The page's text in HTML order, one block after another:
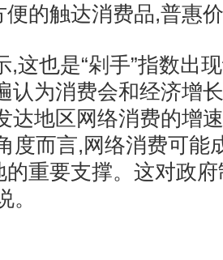
便的触达消费品,普惠
也是“剁手”指数出
认为消费会和经济增
达地区网络消费的增
度而言,网络消费可能
重要支撑。这对政